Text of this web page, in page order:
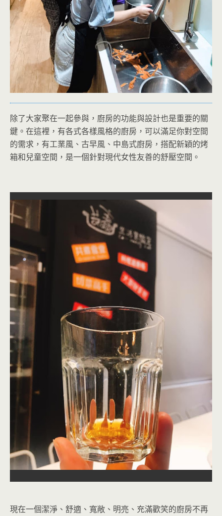
除了大家聚在一起參與，廚房的功能與設計也是重要的關
鍵。在這裡，有各式各樣風格的廚房，可以滿足你對空間
的需求，有工業風、古早風、中島式廚房，搭配新穎的烤
箱和兒童空間，是一個針對現代女性友善的舒壓空間。
現在一個潔淨、舒適、寬敞、明亮、充滿歡笑的廚房不再